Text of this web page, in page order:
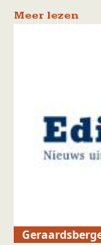
Meer lezen